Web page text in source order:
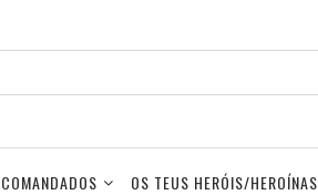
OS TEUS HERÓIS/HEROÍNAS